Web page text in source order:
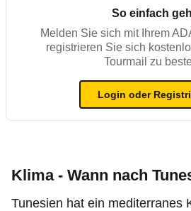
So einfach
Melden Sie sich mit Ihrem
registrieren Sie sich
Tourmail zu
Login oder
Klima - Wann nach
Tunesien hat ein mediterranes